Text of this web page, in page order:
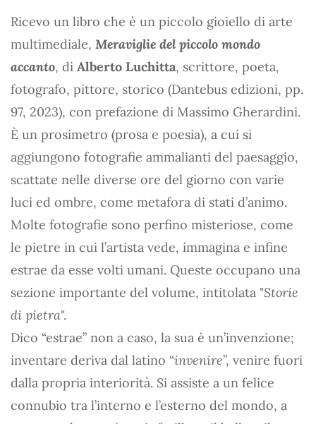
Ricevo un libro che è un piccolo gioiello di arte
multimediale, Meraviglie del piccolo mondo
accanto, di Alberto Luchitta, scrittore, poeta,
fotografo, pittore, storico (Dantebus edizioni, pp.
97, 2023), con prefazione di Massimo Gherardini.
È un prosimetro (prosa e poesia), a cui si
aggiungono fotografie ammalianti del paesaggio,
scattate nelle diverse ore del giorno con varie
luci ed ombre, come metafora di stati d’animo.
Molte fotografie sono perfino misteriose, come
le pietre in cui l’artista vede, immagina e infine
estrae da esse volti umani. Queste occupano una
sezione importante del volume, intitolata "Storie
di pietra".
Dico “estrae” non a caso, la sua è un’invenzione;
inventare deriva dal latino “invenire”, venire fuori
dalla propria interiorità. Si assiste a un felice
connubio tra l’interno e l’esterno del mondo, a